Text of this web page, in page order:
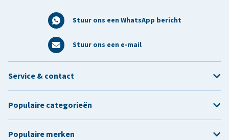
Stuur ons een WhatsApp bericht
Stuur ons een e-mail
Service & contact
Populaire categorieën
Populaire merken